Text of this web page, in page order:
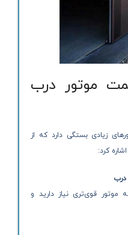
موتور درب
زیادی بستگی دارد که از
کرد:
قوی‌تری نیاز دارید و